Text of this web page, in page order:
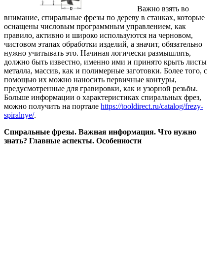
Важно взять во
внимание, спиральные фрезы по дереву в станках, которые
оснащены числовым программным управлением, как
правило, активно и широко используются на черновом,
чистовом этапах обработки изделий, а значит, обязательно
нужно учитывать это. Начиная логически размышлять,
должно быть известно, именно ими и принято крыть листы
металла, массив, как и полимерные заготовки. Более того, с
помощью их можно наносить первичные контуры,
предусмотренные для гравировки, как и узорной резьбы.
Больше информации о характеристиках спиральных фрез,
можно получить на портале https://tooldirect.ru/catalog/frezy-
spiralnye/.
Спиральные фрезы. Важная информация. Что нужно
знать? Главные аспекты. Особенности